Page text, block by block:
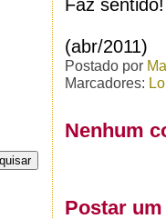
Faz sentido!
(abr/2011)
Postado por
Marcadores:
Nenhum
Postar